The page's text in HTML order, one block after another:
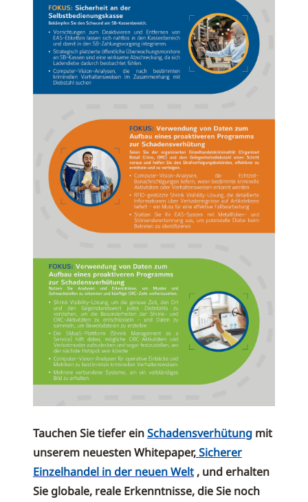
Tauchen Sie tiefer einSchadensverhütung mit
unserem neuesten Whitepaper,Sicherer
Einzelhandel in der neuen Welt , und erhalten
Sie globale, reale Erkenntnisse, die Sie noch